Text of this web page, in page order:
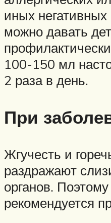
иных
можно давать
100-150 мл
2 раза в день.
При
Жгучесть и
раздражают
органов. Поэтому
рекомендуется